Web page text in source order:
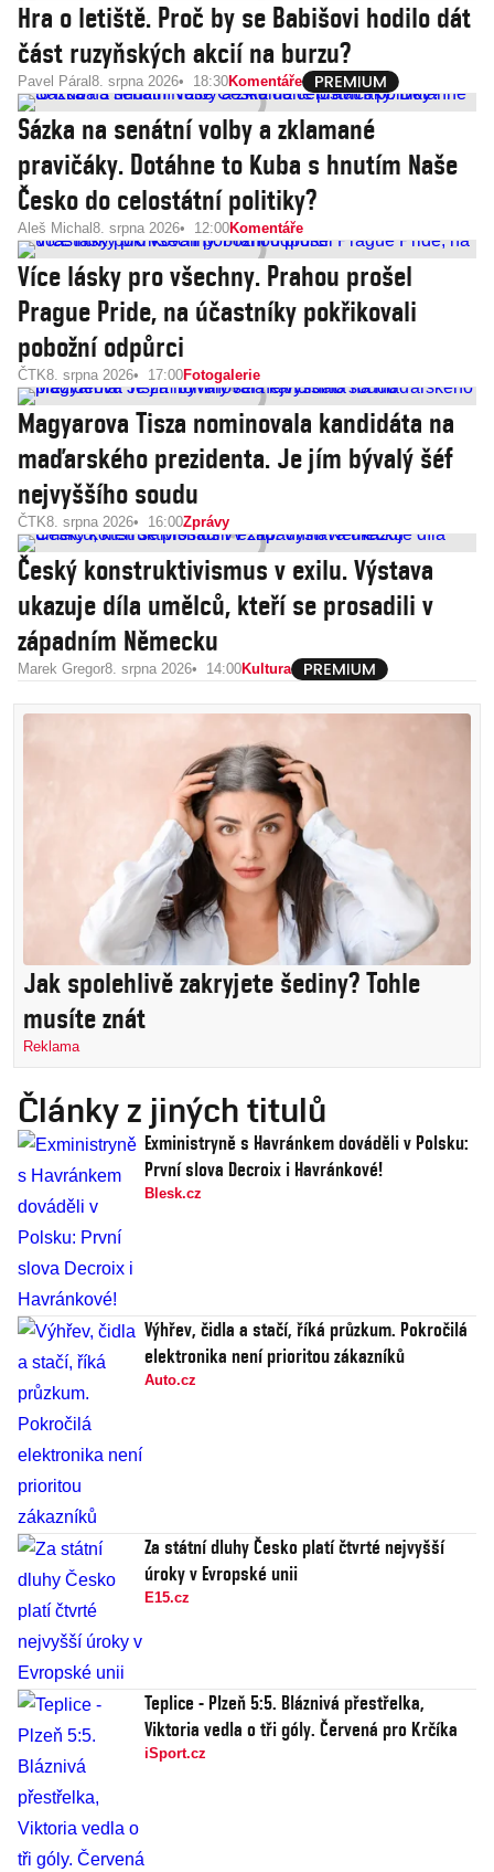
Hra o letiště. Proč by se Babišovi hodilo dát
část ruzyňských akcií na burzu?
Pavel Páral 8. srpna 2026 18:30Komentáře
Sázka na senátní volby a zklamané
pravičáky. Dotáhne to Kuba s hnutím Naše
Česko do celostátní politiky?
Aleš Michal 8. srpna 2026 12:00Komentáře
Více lásky pro všechny. Prahou prošel
Prague Pride, na účastníky pokřikovali
pobožní odpůrci
ČTK8. srpna 2026 17:00Fotogalerie
Magyarova Tisza nominovala kandidáta na
maďarského prezidenta. Je jím bývalý šéf
nejvyššího soudu
ČTK8. srpna 2026 16:00Zprávy
Český konstruktivismus v exilu. Výstava
ukazuje díla umělců, kteří se prosadili v
západním Německu
Marek Gregor8. srpna 2026 14:00Kultura
Jak spolehlivě zakryjete šediny? Tohle
musíte znát
Reklama
Články z jiných titulů
Exministryně s Havránkem dováděli v Polsku:
První slova Decroix i Havránkové!
Blesk.cz
Výhřev, čidla a stačí, říká průzkum. Pokročilá
elektronika není prioritou zákazníků
Auto.cz
Za státní dluhy Česko platí čtvrté nejvyšší
úroky v Evropské unii
E15.cz
Teplice - Plzeň 5:5. Bláznivá přestřelka,
Viktoria vedla o tři góly. Červená pro Krčíka
iSport.cz